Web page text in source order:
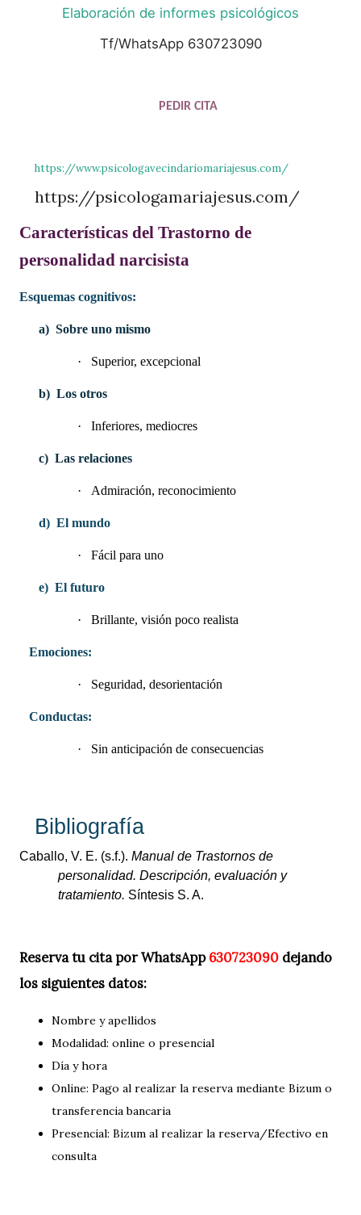
Elaboración de informes psicológicos
Tf/WhatsApp 630723090
PEDIR CITA
https://www.psicologavecindariomariajesus.com/
https://psicologamariajesus.com/
Características del Trastorno de
personalidad narcisista
Esquemas cognitivos:
a) Sobre uno mismo
· Superior, excepcional
b) Los otros
· Inferiores, mediocres
c) Las relaciones
· Admiración, reconocimiento
d) El mundo
· Fácil para uno
e) El futuro
· Brillante, visión poco realista
Emociones:
· Seguridad, desorientación
Conductas:
· Sin anticipación de consecuencias
Bibliografía
Caballo, V. E. (s.f.). Manual de Trastornos de
personalidad. Descripción, evaluación y
tratamiento. Síntesis S. A.
Reserva tu cita por WhatsApp 630723090 dejando
los siguientes datos:
Nombre y apellidos
Modalidad: online o presencial
Día y hora
Online: Pago al realizar la reserva mediante Bizum o
transferencia bancaria
Presencial: Bizum al realizar la reserva/Efectivo en
consulta